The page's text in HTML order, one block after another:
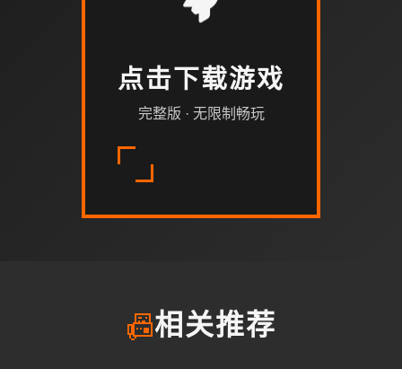
点击下载游戏
完整版 · 无限制畅玩
📠相关推荐